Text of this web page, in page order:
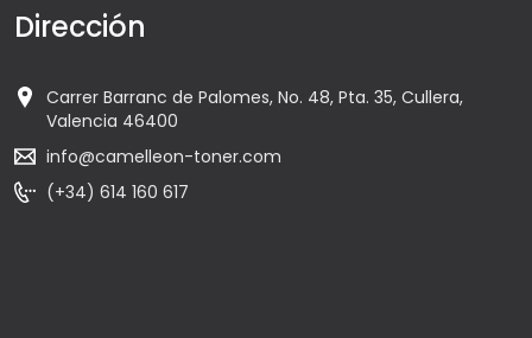
Dirección
Carrer Barranc de Palomes, No. 48, Pta. 35, Cullera,
Valencia 46400
info@camelleon-toner.com
(+34) 614 160 617